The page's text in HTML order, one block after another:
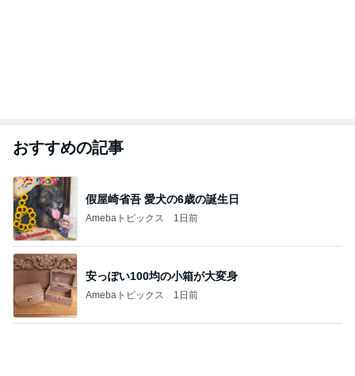
おすすめの記事
假屋崎省吾 愛犬の6歳の誕生日
Amebaトピックス 1日前
安っぽい100均の小箱が大変身
Amebaトピックス 1日前